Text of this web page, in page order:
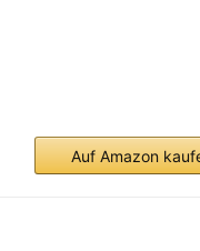
Auf Amazon